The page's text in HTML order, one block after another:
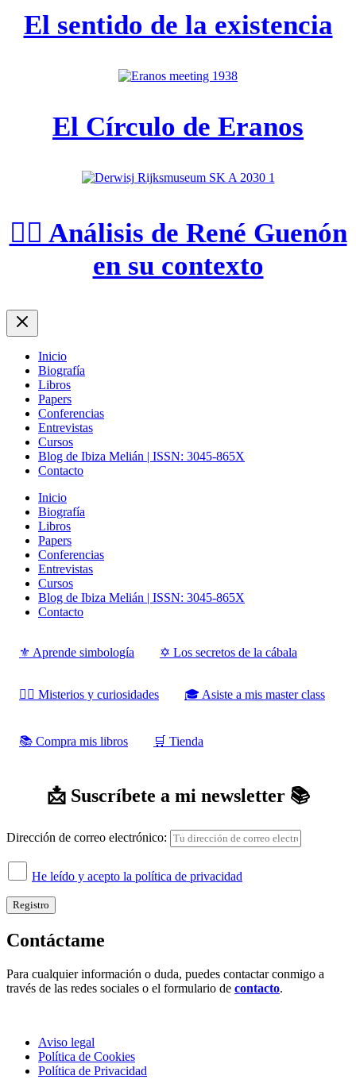
El sentido de la existencia
El Círculo de Eranos
🕵️‍♀️ Análisis de René Guenón
en su contexto
Inicio
Biografía
Libros
Papers
Conferencias
Entrevistas
Cursos
Blog de Ibiza Melián | ISSN: 3045-865X
Contacto
Inicio
Biografía
Libros
Papers
Conferencias
Entrevistas
Cursos
Blog de Ibiza Melián | ISSN: 3045-865X
Contacto
⚜️ Aprende simbología ✡️ Los secretos de la cábala
‍‍‍‍‍🧙‍♂️ Misterios y curiosidades 🎓 Asiste a mis master class
📚 Compra mis libros ‍‍🛒 Tienda
📩 Suscríbete a mi newsletter 📚
Dirección de correo electrónico:
He leído y acepto la política de privacidad
Contáctame
Para cualquier información o duda, puedes contactar conmigo a
través de las redes sociales o el formulario de contacto.
Aviso legal
Política de Cookies
Política de Privacidad